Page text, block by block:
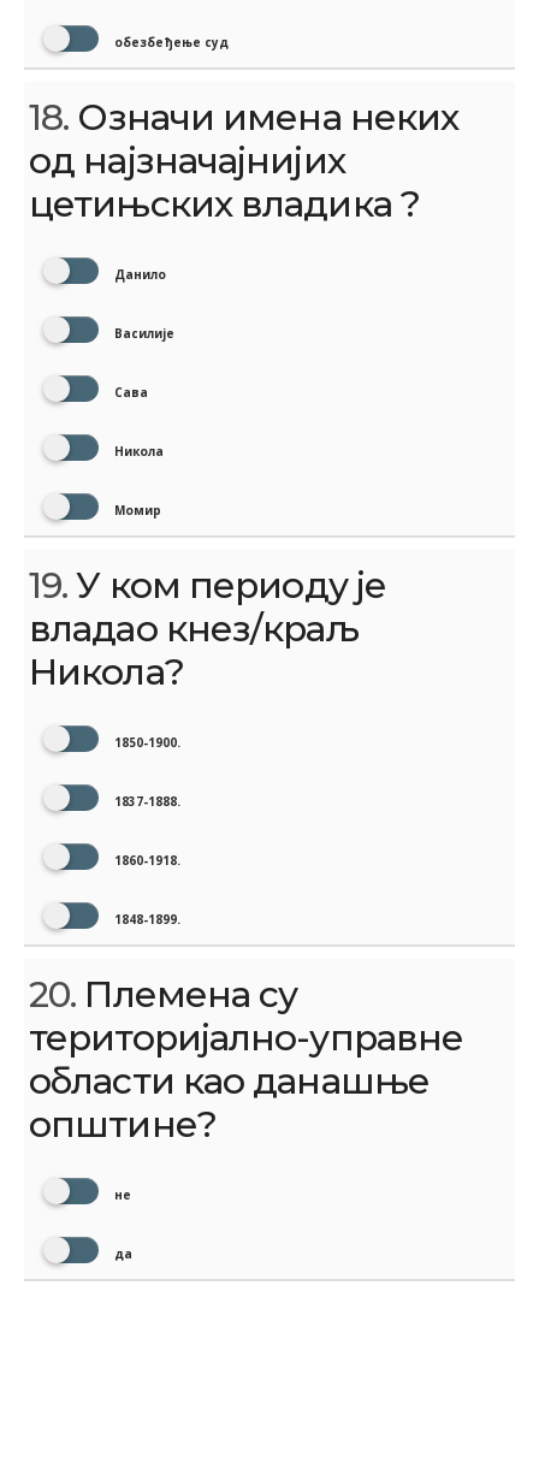
обезбеђење суд
18. Означи имена неких
од најзначајнијих
цетињских владика ?
Данило
Василије
Сава
Никола
Момир
19.У ком периоду је
владао кнез/краљ
Никола?
1850-1900.
1837-1888.
1860-1918.
1848-1899.
20. Племена су
територијално-управне
области као данашње
општине?
не
да